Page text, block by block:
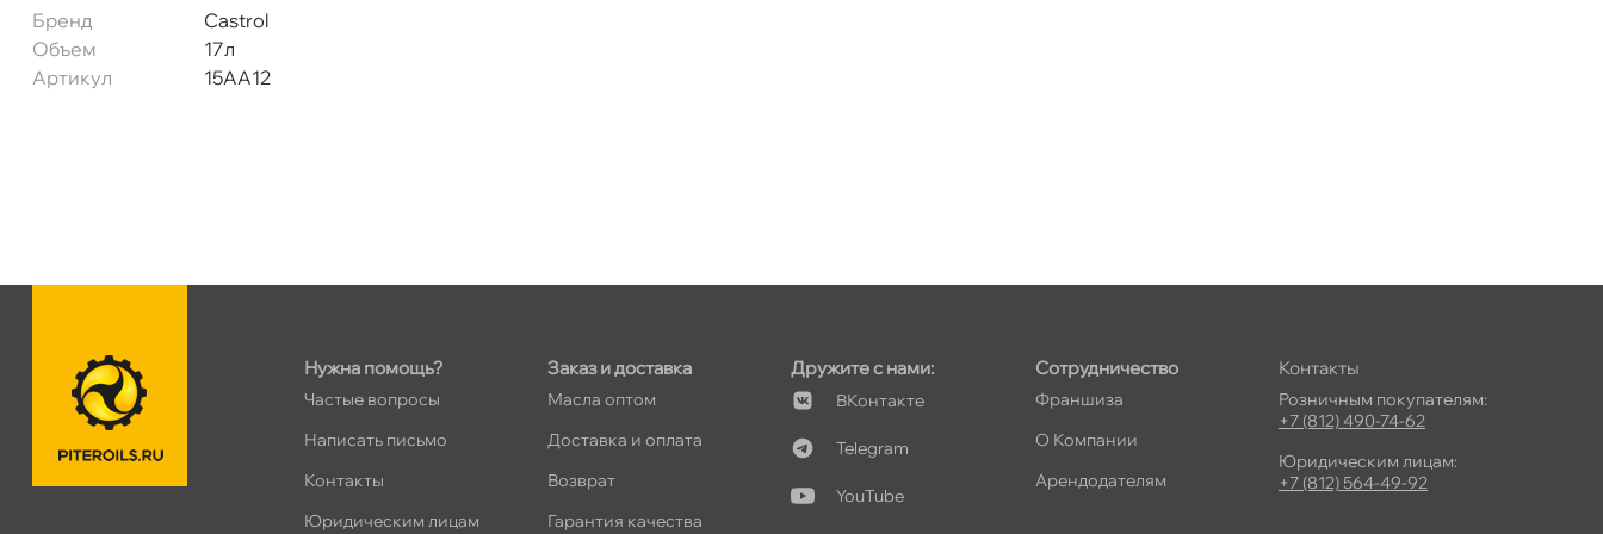
Бренд
Castrol
Объем
17л
Артикул
15AA12
Сегодня, бесплатно
Нужна помощь?
Частые вопросы
Написать письмо
Контакты
Юридическим лицам
Заказ и доставка
Масла оптом
Доставка и оплата
озврат
Гарантия качества
Дружите с нами:
Контакте
Telegram
YouTube
Сотрудничество
Франшиза
О Компании
Арендодателям
Контакты
Розничным покупателям:
+7 (812) 490-74-62
Юридическим лицам:
+7 (812) 564-49-92